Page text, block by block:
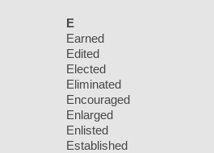
E
Earned
Edited
Elected
Eliminated
Encouraged
Enlarged
Enlisted
Established